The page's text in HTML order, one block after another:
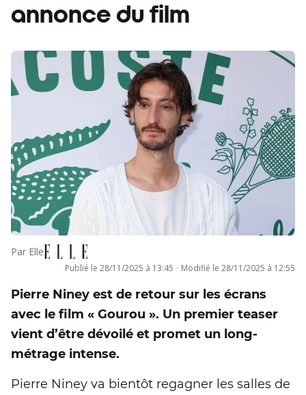
annonce du film
Par Elle
Publié le 28/11/2025 à 13:45 · Modifié le 28/11/2025 à 12:55
Pierre Niney est de retour sur les écrans
avec le film « Gourou ». Un premier teaser
vient d’être dévoilé et promet un long-
métrage intense.
Pierre Niney va bientôt regagner les salles de